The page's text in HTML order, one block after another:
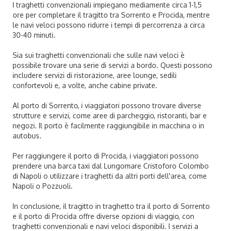
I traghetti convenzionali impiegano mediamente circa 1-1,5
ore per completare il tragitto tra Sorrento e Procida, mentre
le navi veloci possono ridurre i tempi di percorrenza a circa
30-40 minuti.
Sia sui traghetti convenzionali che sulle navi veloci è
possibile trovare una serie di servizi a bordo. Questi possono
includere servizi di ristorazione, aree lounge, sedili
confortevoli e, a volte, anche cabine private.
Al porto di Sorrento, i viaggiatori possono trovare diverse
strutture e servizi, come aree di parcheggio, ristoranti, bar e
negozi. Il porto è facilmente raggiungibile in macchina o in
autobus.
Per raggiungere il porto di Procida, i viaggiatori possono
prendere una barca taxi dal Lungomare Cristoforo Colombo
di Napoli o utilizzare i traghetti da altri porti dell'area, come
Napoli o Pozzuoli.
In conclusione, il tragitto in traghetto tra il porto di Sorrento
e il porto di Procida offre diverse opzioni di viaggio, con
traghetti convenzionali e navi veloci disponibili. I servizi a